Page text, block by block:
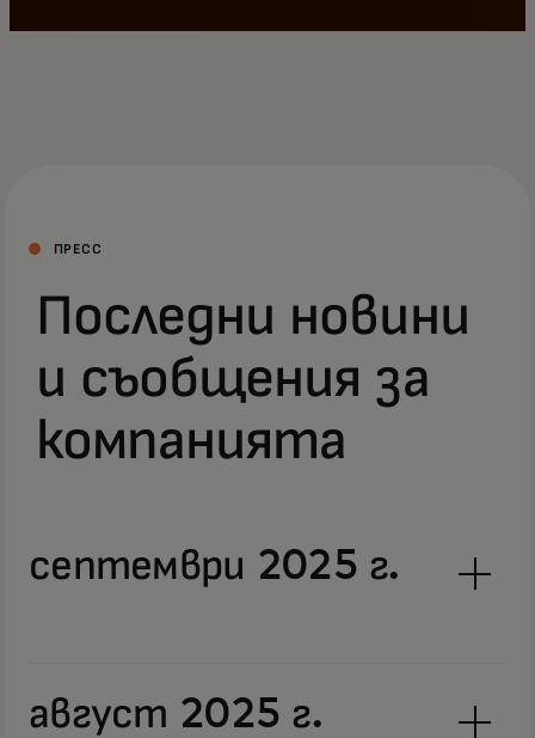
ПРЕСС
Последни новини
и съобщения за
компанията
септември 2025 г.
август 2025 г.